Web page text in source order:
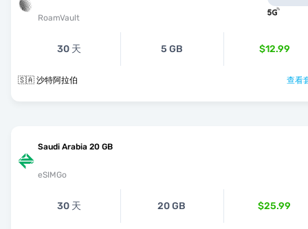
RoamVault
30 天 5 GB $12.99
🇸🇦 沙特阿拉伯 查看
Saudi Arabia 20 GB
eSIMGo
30 天 20 GB $25.99